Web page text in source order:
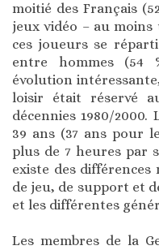
moitié des Français
jeux vidéo – au
ces joueurs se
entre hommes (54
évolution
loisir était réservé
décennies 1980/
39 ans (37 ans pour
plus de 7 heures par
existe des
de jeu, de support et
et les différentes
Les membres de la